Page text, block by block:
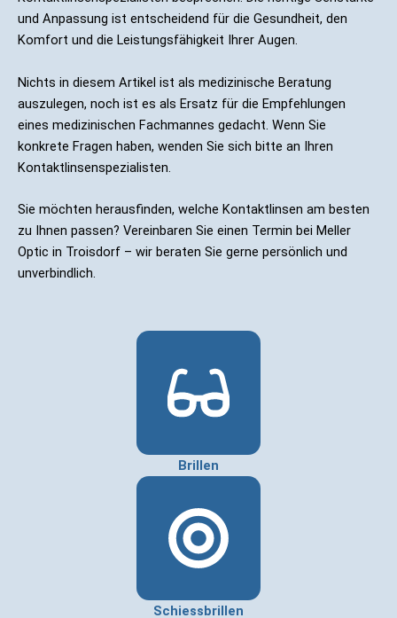
und Anpassung ist entscheidend für die Gesundheit, den
Komfort und die Leistungsfähigkeit Ihrer Augen.
Nichts in diesem Artikel ist als medizinische Beratung
auszulegen, noch ist es als Ersatz für die Empfehlungen
eines medizinischen Fachmannes gedacht. Wenn Sie
konkrete Fragen haben, wenden Sie sich bitte an Ihren
Kontaktlinsenspezialisten.
Sie möchten herausfinden, welche Kontaktlinsen am besten
zu Ihnen passen? Vereinbaren Sie einen Termin bei Meller
Optic in Troisdorf – wir beraten Sie gerne persönlich und
unverbindlich.
Brillen
Schiessbrillen